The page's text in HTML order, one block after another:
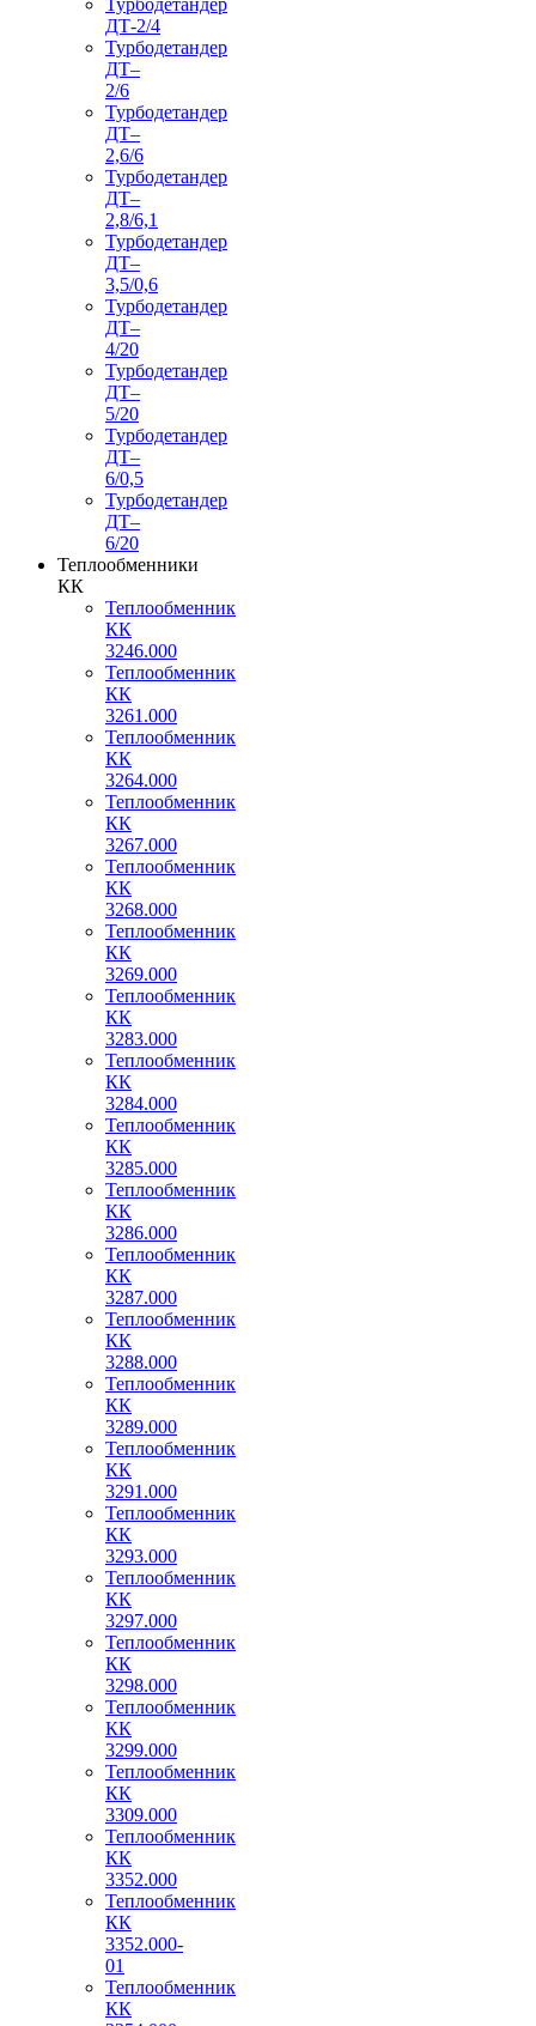
ДТ-2/4
Турбодетандер
ДТ–
2/6
Турбодетандер
ДТ–
2,6/6
Турбодетандер
ДТ–
2,8/6,1
Турбодетандер
ДТ–
3,5/0,6
Турбодетандер
ДТ–
4/20
Турбодетандер
ДТ–
5/20
Турбодетандер
ДТ–
6/0,5
Турбодетандер
ДТ–
6/20
Теплообменники
КК
Теплообменник
КК
3246.000
Теплообменник
КК
3261.000
Теплообменник
КК
3264.000
Теплообменник
КК
3267.000
Теплообменник
КК
3268.000
Теплообменник
КК
3269.000
Теплообменник
КК
3283.000
Теплообменник
КК
3284.000
Теплообменник
КК
3285.000
Теплообменник
КК
3286.000
Теплообменник
КК
3287.000
Теплообменник
КК
3288.000
Теплообменник
КК
3289.000
Теплообменник
КК
3291.000
Теплообменник
КК
3293.000
Теплообменник
КК
3297.000
Теплообменник
КК
3298.000
Теплообменник
КК
3299.000
Теплообменник
КК
3309.000
Теплообменник
КК
3352.000
Теплообменник
КК
3352.000-
01
Теплообменник
КК